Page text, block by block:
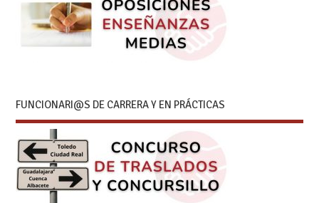
FUNCIONARI@S DE CARRERA Y EN PRÁCTICAS